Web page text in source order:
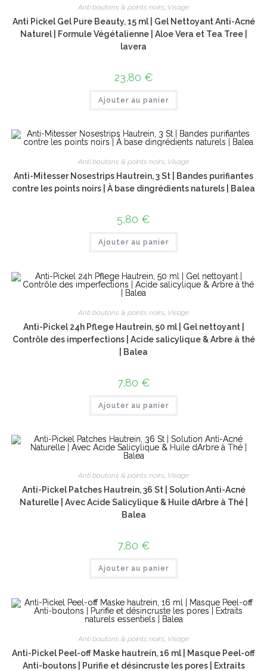
Anti boutons & points noirs Visage
Anti Pickel Gel Pure Beauty, 15 ml | Gel Nettoyant Anti-Acné
Naturel | Formule Végétalienne | Aloe Vera et Tea Tree |
lavera
23,80 €
Ajouter au panier
Anti boutons & points noirs, Visage
Anti-Mitesser Nosestrips Hautrein, 3 St | Bandes purifiantes
contre les points noirs | À base dingrédients naturels | Balea
5,80 €
Ajouter au panier
Anti boutons & points noirs Visage
Anti-Pickel 24h Pflege Hautrein, 50 ml | Gel nettoyant |
Contrôle des imperfections | Acide salicylique & Arbre à thé
| Balea
7,80 €
Ajouter au panier
Anti boutons & points noirs, Visage
Anti-Pickel Patches Hautrein, 36 St | Solution Anti-Acné
Naturelle | Avec Acide Salicylique & Huile dArbre à Thé |
Balea
7,80 €
Ajouter au panier
Anti boutons & points noirs Visage
Anti-Pickel Peel-off Maske hautrein, 16 ml | Masque Peel-off
Anti-boutons | Purifie et désincruste les pores | Extraits